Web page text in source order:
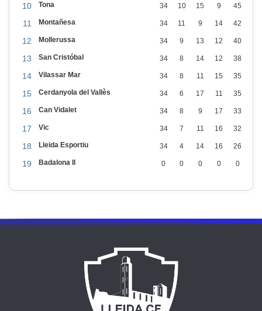
L
10 Tona 34 10 15 9 45
11 Montañesa 34 11 9 14 42
12 Mollerussa 34 9 13 12 40
13 San Cristóbal 34 8 14 12 38
14 Vilassar Mar 34 8 11 15 35
15 Cerdanyola del Vallès 34 6 17 11 35
16 Can Vidalet 34 8 9 17 33
17 Vic 34 7 11 16 32
18 Lleida Esportiu 34 4 14 16 26
19 Badalona II 0 0 0 0 0